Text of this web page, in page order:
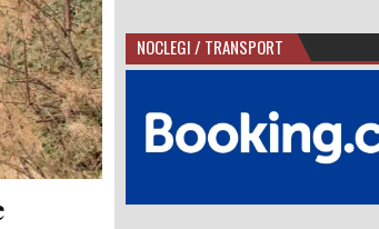
NOCLEGI / TRANSPORT